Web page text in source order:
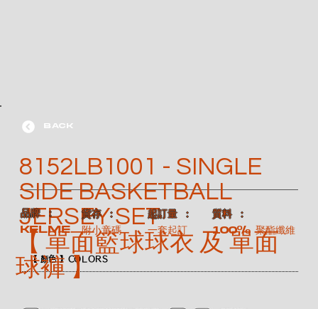
【 顏色 】COLORS
BACK
8152LB1001 - SINGLE
SIDE BASKETBALL
JERSEY SET
【 單面籃球球衣 及 單面
球褲 】
​品牌 ：
KELME
​貨存 ：
附小童碼
​起訂量 ：
一套起訂
​質料 ：
100% 聚酯纖維